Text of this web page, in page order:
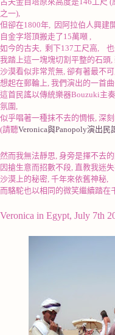
之一),
但卻在1800年, 因阿拉伯人興建
自金字塔頂搬走了15萬噸 ,
如今的古夫, 剩下137工尺高, 也
我踏上這一塊塊切割平整的石頭
沙漠看似非常荒無 卻有著最不
想起在郵輪上 我們演出的一首
這首民謠以傳統樂器Bouzuki主
氛圍
似乎唱著一種抹不去的惆悵 深
(請聽Veronica與Panopoly演出民
然而我無法靜思 身旁是揮不去
因搶生意而招數不段 直教我迷
沙漠上的秘密 千年來依舊神秘
而駱駝也以相同的微笑繼續踏在
Veronica in Egypt, July 7th